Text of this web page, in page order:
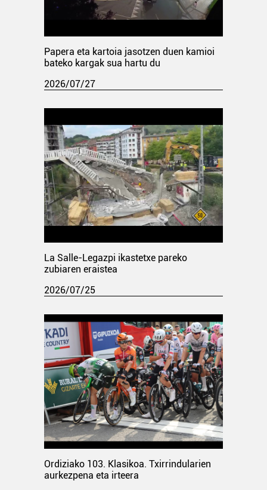
Papera eta kartoia jasotzen duen kamioi
bateko kargak sua hartu du
2026/07/27
La Salle-Legazpi ikastetxe pareko
zubiaren eraistea
2026/07/25
Ordiziako 103. Klasikoa. Txirrindularien
aurkezpena eta irteera